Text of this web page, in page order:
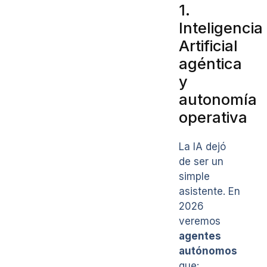
1.
Inteligencia
Artificial
agéntica
y
autonomía
operativa
La IA dejó
de ser un
simple
asistente. En
2026
veremos
agentes
autónomos